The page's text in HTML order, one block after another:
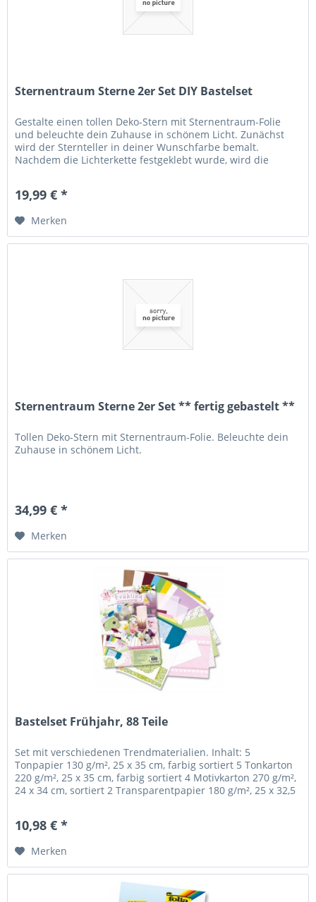
Sternentraum Sterne 2er Set DIY Bastelset
Gestalte einen tollen Deko-Stern mit Sternentraum-Folie
und beleuchte dein Zuhause in schönem Licht. Zunächst
wird der Sternteller in deiner Wunschfarbe bemalt.
Nachdem die Lichterkette festgeklebt wurde, wird die
19,99 € *
Merken
Sternentraum Sterne 2er Set ** fertig gebastelt **
Tollen Deko-Stern mit Sternentraum-Folie. Beleuchte dein
Zuhause in schönem Licht.
34,99 € *
Merken
Bastelset Frühjahr, 88 Teile
Set mit verschiedenen Trendmaterialien. Inhalt: 5
Tonpapier 130 g/m², 25 x 35 cm, farbig sortiert 5 Tonkarton
220 g/m², 25 x 35 cm, farbig sortiert 4 Motivkarton 270 g/m²,
24 x 34 cm, sortiert 2 Transparentpapier 180 g/m², 25 x 32,5
10,98 € *
Merken